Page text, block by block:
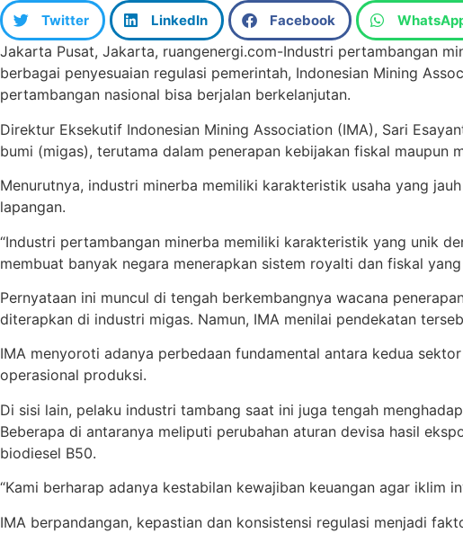
Twitter LinkedIn Facebook
Jakarta Pusat, Jakarta, ruangenergi.com-Industri pertambangan
berbagai penyesuaian regulasi pemerintah, Indonesian Mining
pertambangan nasional bisa berjalan berkelanjutan.
Direktur Eksekutif Indonesian Mining Association (IMA), Sari
bumi (migas), terutama dalam penerapan kebijakan fiskal maupun
Menurutnya, industri minerba memiliki karakteristik usaha yang
lapangan.
“Industri pertambangan minerba memiliki karakteristik yang unik
membuat banyak negara menerapkan sistem royalti dan fiskal
Pernyataan ini muncul di tengah berkembangnya wacana
diterapkan di industri migas. Namun, IMA menilai pendekatan
IMA menyoroti adanya perbedaan fundamental antara kedua
operasional produksi.
Di sisi lain, pelaku industri tambang saat ini juga tengah
Beberapa di antaranya meliputi perubahan aturan devisa hasil
biodiesel B50.
“Kami berharap adanya kestabilan kewajiban keuangan agar
IMA berpandangan, kepastian dan konsistensi regulasi menjadi